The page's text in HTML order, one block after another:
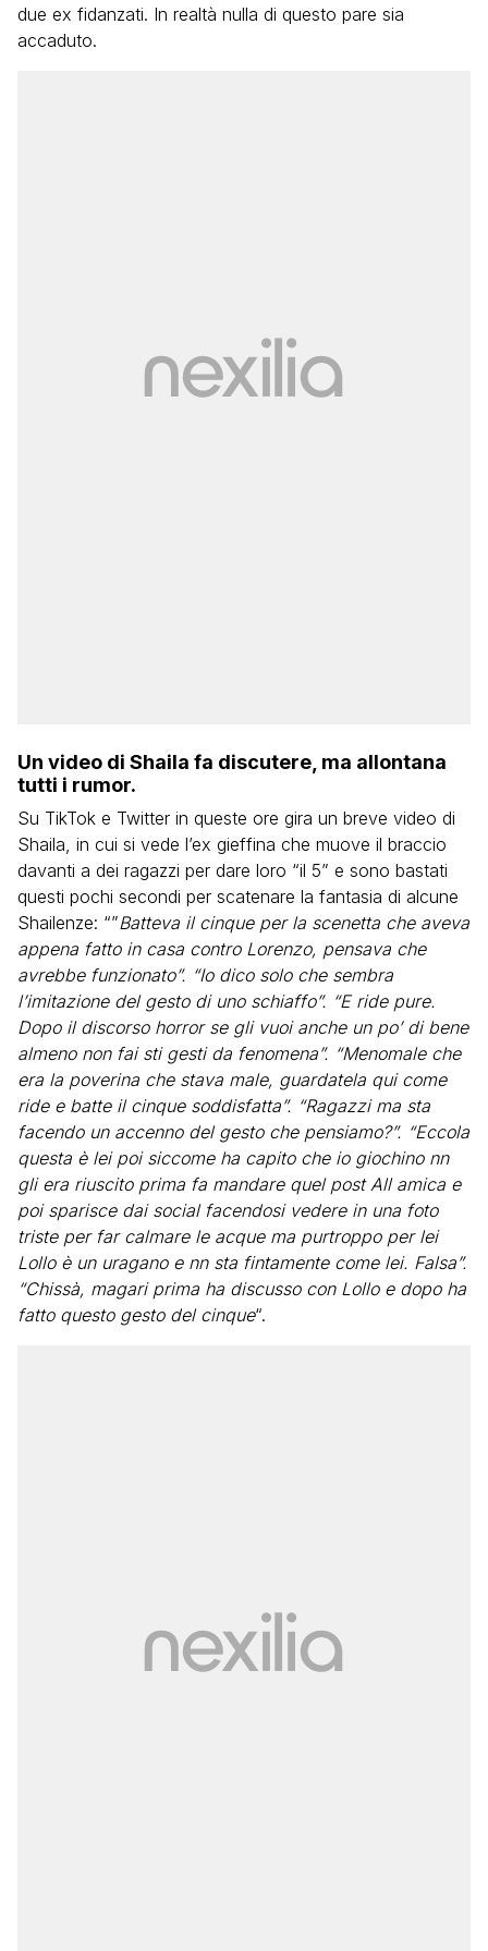
due ex fidanzati. In realtà nulla di questo pare sia
accaduto.
Un video di Shaila fa discutere, ma allontana
tutti i rumor.
Su TikTok e Twitter in queste ore gira un breve video di
Shaila, in cui si vede l’ex gieffina che muove il braccio
davanti a dei ragazzi per dare loro “il 5” e sono bastati
questi pochi secondi per scatenare la fantasia di alcune
Shailenze: “”Batteva il cinque per la scenetta che aveva
appena fatto in casa contro Lorenzo, pensava che
avrebbe funzionato”. “Io dico solo che sembra
l’imitazione del gesto di uno schiaffo”. “E ride pure.
Dopo il discorso horror se gli vuoi anche un po’ di bene
almeno non fai sti gesti da fenomena”. “Menomale che
era la poverina che stava male, guardatela qui come
ride e batte il cinque soddisfatta”. “Ragazzi ma sta
facendo un accenno del gesto che pensiamo?”. “Eccola
questa è lei poi siccome ha capito che io giochino nn
gli era riuscito prima fa mandare quel post All amica e
poi sparisce dai social facendosi vedere in una foto
triste per far calmare le acque ma purtroppo per lei
Lollo è un uragano e nn sta fintamente come lei. Falsa”.
“Chissà, magari prima ha discusso con Lollo e dopo ha
fatto questo gesto del cinque“.